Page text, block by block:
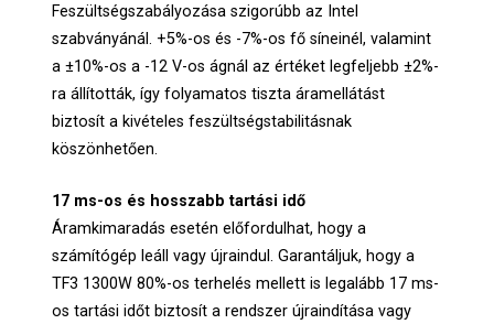
Feszültségszabályozása szigorúbb az Intel
szabványánál. +5%-os és -7%-os fő síneinél, valamint
a ±10%-os a -12 V-os ágnál az értéket legfeljebb ±2%-
ra állították, így folyamatos tiszta áramellátást
biztosít a kivételes feszültségstabilitásnak
köszönhetően.
17 ms-os és hosszabb tartási idő
Áramkimaradás esetén előfordulhat, hogy a
számítógép leáll vagy újraindul. Garantáljuk, hogy a
TF3 1300W 80%-os terhelés mellett is legalább 17 ms-
os tartási időt biztosít a rendszer újraindítása vagy